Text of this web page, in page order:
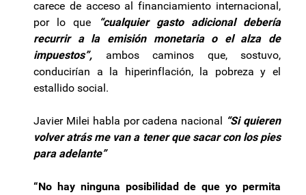
carece de acceso al financiamiento internacional,
por lo que
“cualquier gasto adicional debería
recurrir a la emisión monetaria o el alza de
impuestos”, ambos caminos que, sostuvo,
conducirían a la hiperinflación, la pobreza y el
estallido social.
Javier Milei habla por cadena nacional “Si quieren
volver atrás me van a tener que sacar con los pies
para adelante”
“No hay ninguna posibilidad de que yo permita